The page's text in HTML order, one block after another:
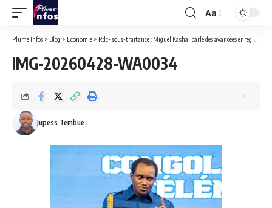
Font
Resizer
Aa
Plume Infos > Blog > Economie > Rdc- sous-traitance : Miguel Kashal parle des avancées enregistrées
IMG-20260428-WA0034
Jupess Tembue